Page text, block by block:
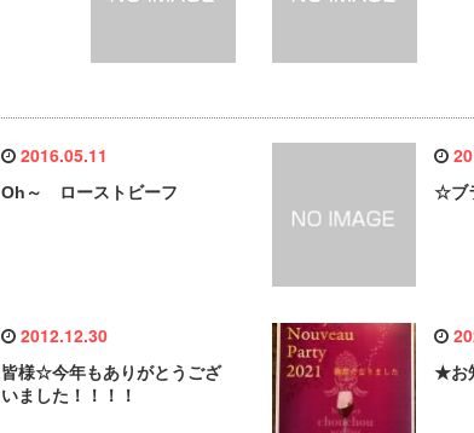
2016.05.11
Oh～ ローストビーフ ☆ブ
2012.12.30
皆様☆今年もありがとうござ
いました！！！！
★お